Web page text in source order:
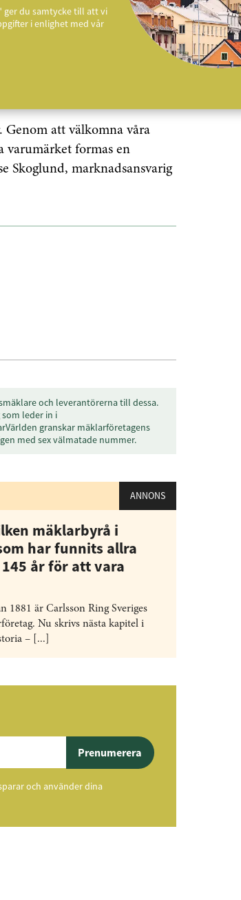
uttalande.
Genom att välkomna våra
varumärket formas en
Skoglund, marknadsansvarig
och leverantörerna till dessa.
leder in i
granskar mäklarföretagens
med sex välmatade nummer.
ANNONS
mäklarbyrå i
har funnits allra
år för att vara
1881 är Carlsson Ring Sveriges
Nu skrivs nästa kapitel i
– [...]
Prenumerera
och använder dina
ger du samtycke till att vi
i enlighet med vår